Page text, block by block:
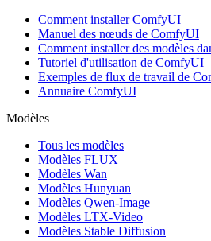
Comment installer ComfyUI
Manuel des nœuds de ComfyUI
Comment installer des modèles
Tutoriel d'utilisation de ComfyUI
Exemples de flux de travail de
Annuaire ComfyUI
Modèles
Tous les modèles
Modèles FLUX
Modèles Wan
Modèles Hunyuan
Modèles Qwen-Image
Modèles LTX-Video
Modèles Stable Diffusion